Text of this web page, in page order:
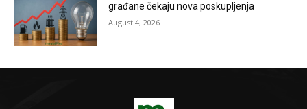
građane čekaju nova poskupljenja
August 4, 2026